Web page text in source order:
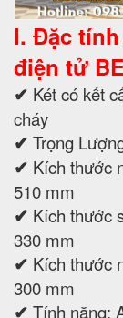
I. Đặc
điện tử
✔ Két có kết
cháy
✔ Trọng
✔ Kích thước
510 mm
✔ Kích thước
330 mm
✔ Kích thước
300 mm
✔ Tính năng: